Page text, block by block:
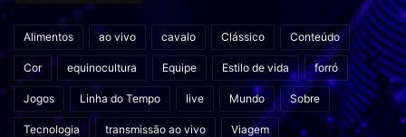
Alimentos ao vivo cavalo Clássico Conteúdo
Cor equinocultura Equipe Estilo de vida forró
Jogos Linha do Tempo live Mundo Sobre
Tecnologia transmissão ao vivo Viagem